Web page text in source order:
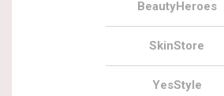
BeautyHeroes
SkinStore
YesStyle